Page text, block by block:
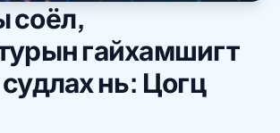
соёл,
гайхамшигт
нь: Цогц